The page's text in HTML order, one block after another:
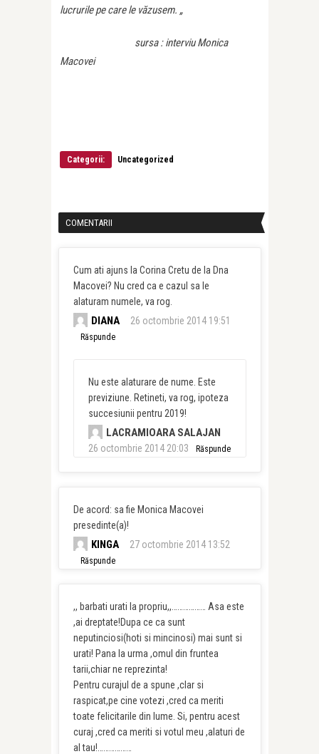
lucrurile pe care le văzusem. „
sursa : interviu Monica
Macovei
Categorii: Uncategorized
COMENTARII
Cum ati ajuns la Corina Cretu de la Dna
Macovei? Nu cred ca e cazul sa le
alaturam numele, va rog.
DIANA 26 octombrie 2014 19:51
Răspunde
Nu este alaturare de nume. Este
previziune. Retineti, va rog, ipoteza
succesiunii pentru 2019!
LACRAMIOARA SALAJAN
26 octombrie 2014 20:03 Răspunde
De acord: sa fie Monica Macovei
presedinte(a)!
KINGA 27 octombrie 2014 13:52
Răspunde
,, barbati urati la propriu,,……………… Asa este
,ai dreptate!Dupa ce ca sunt
neputinciosi(hoti si mincinosi) mai sunt si
urati! Pana la urma ,omul din fruntea
tarii,chiar ne reprezinta!
Pentru curajul de a spune ,clar si
raspicat,pe cine votezi ,cred ca meriti
toate felicitarile din lume. Si, pentru acest
curaj ,cred ca meriti si votul meu ,alaturi de
al tau!………………